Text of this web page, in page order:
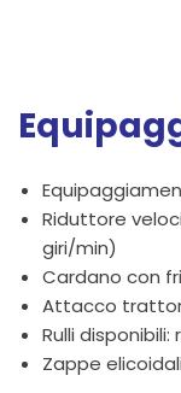
Riduttore
giri/min)
Cardano con
Attacco
Rulli disponibili:
Zappe